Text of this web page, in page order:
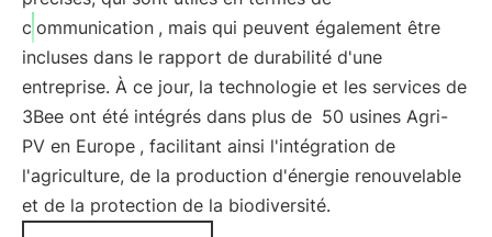
c ommunication , mais qui peuvent également être
incluses dans le rapport de durabilité d'une
entreprise. À ce jour, la technologie et les services de
3Bee ont été intégrés dans plus de 50 usines Agri-
PV en Europe , facilitant ainsi l'intégration de
l'agriculture, de la production d'énergie renouvelable
et de la protection de la biodiversité.